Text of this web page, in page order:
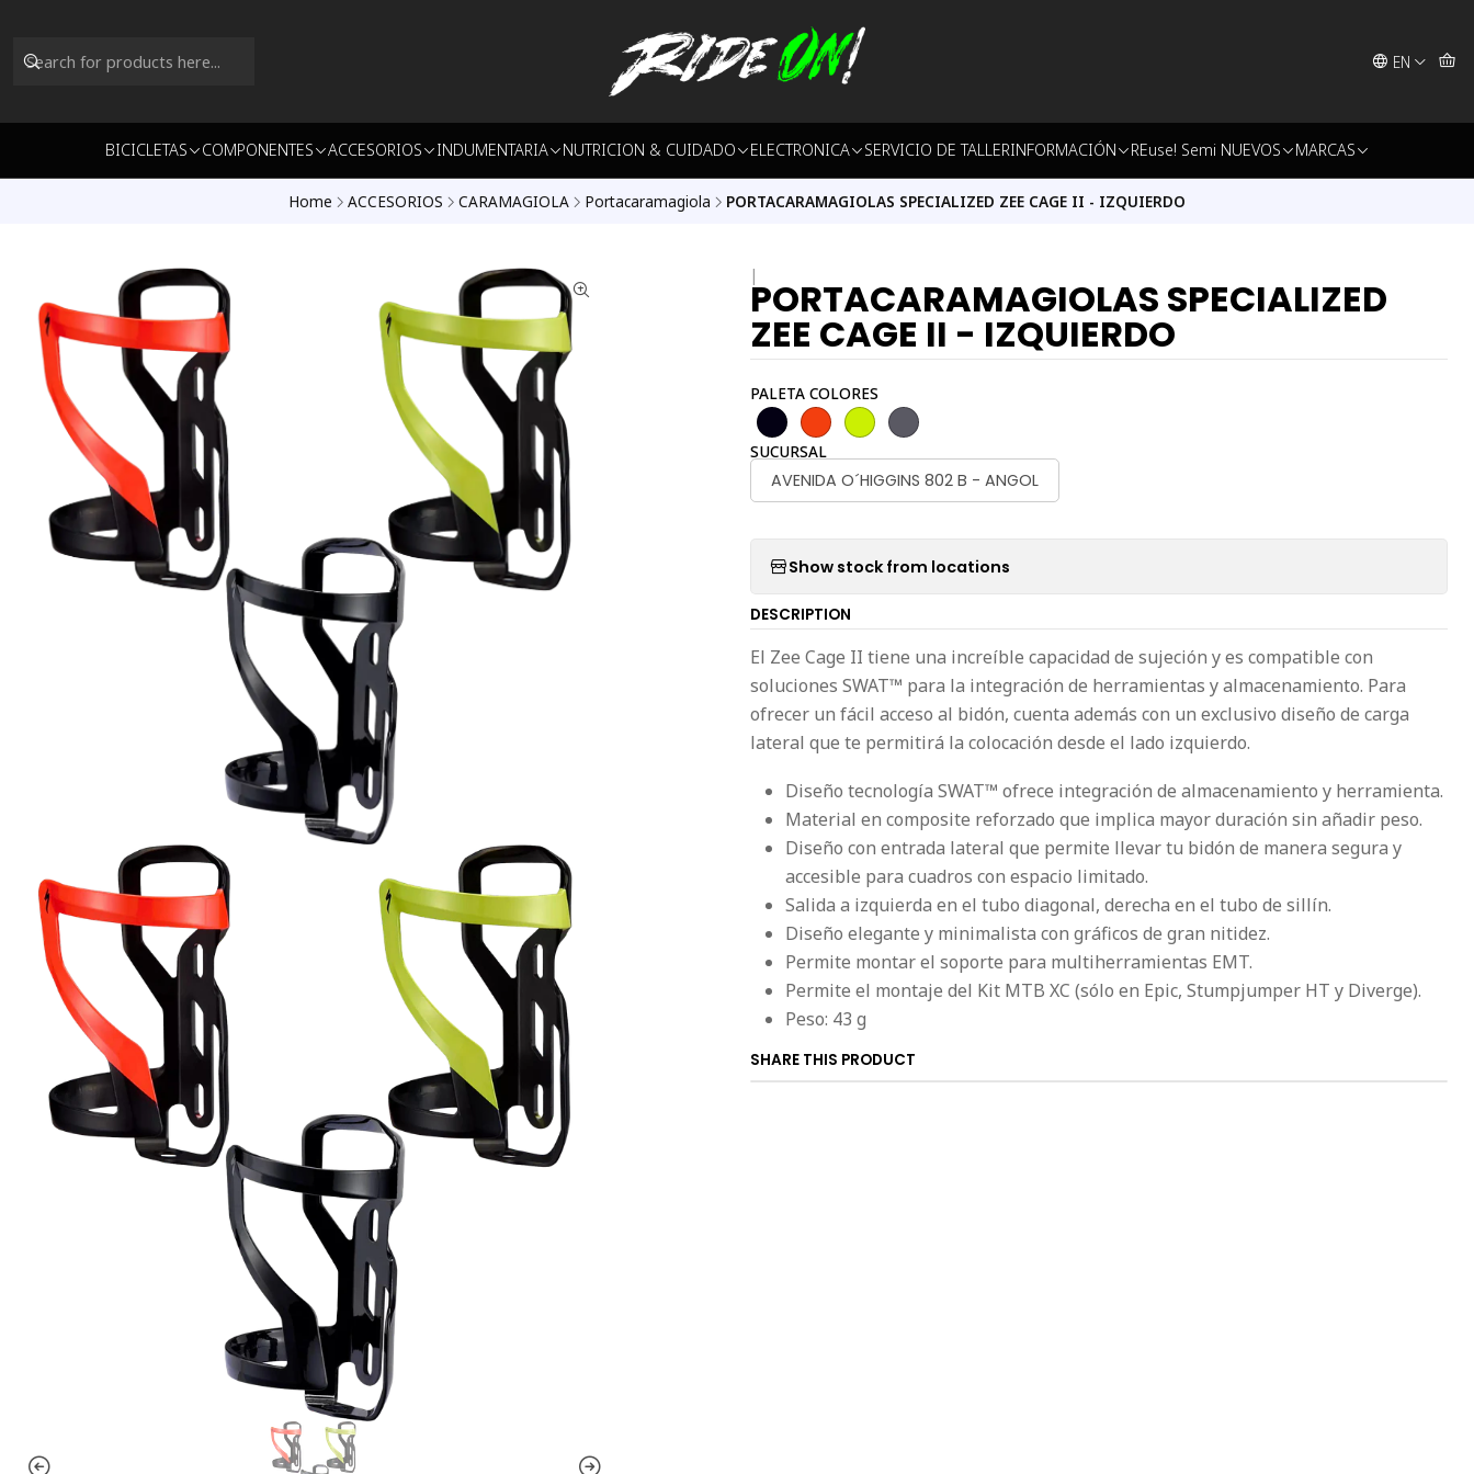
EN
BICICLETAS COMPONENTES ACCESORIOS INDUMENTARIA NUTRICION & CUIDADO ELECTRONICA SERVICIO DE TALLERINFORMACIÓN REuse! Semi NUEVOS MARCAS
Home ACCESORIOS CARAMAGIOLA Portacaramagiola PORTACARAMAGIOLAS SPECIALIZED ZEE CAGE II - IZQUIERDO
|PORTACARAMAGIOLAS SPECIALIZED
ZEE CAGE II - IZQUIERDO
PALETA COLORES
SUCURSAL
AVENIDA O´HIGGINS 802 B - ANGOL
Show stock from locations
DESCRIPTION
El Zee Cage II tiene una increíble capacidad de sujeción y es compatible con
soluciones SWAT™ para la integración de herramientas y almacenamiento. Para
ofrecer un fácil acceso al bidón, cuenta además con un exclusivo diseño de carga
lateral que te permitirá la colocación desde el lado izquierdo.
Diseño tecnología SWAT™ ofrece integración de almacenamiento y herramienta.
Material en composite reforzado que implica mayor duración sin añadir peso.
Diseño con entrada lateral que permite llevar tu bidón de manera segura y
accesible para cuadros con espacio limitado.
Salida a izquierda en el tubo diagonal, derecha en el tubo de sillín.
Diseño elegante y minimalista con gráficos de gran nitidez.
Permite montar el soporte para multiherramientas EMT.
Permite el montaje del Kit MTB XC (sólo en Epic, Stumpjumper HT y Diverge).
Peso: 43 g
SHARE THIS PRODUCT